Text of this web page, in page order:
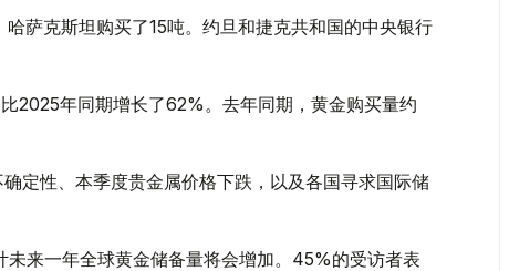
萨克斯坦购买了15吨。约旦和捷克共和国的中央银行
2025年同期增长了62%。去年同期，黄金购买量约
定性、本季度贵金属价格下跌，以及各国寻求国际储
来一年全球黄金储备量将会增加。45%的受访者表